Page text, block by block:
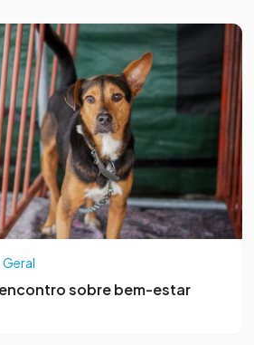
Geral
sobre bem-estar